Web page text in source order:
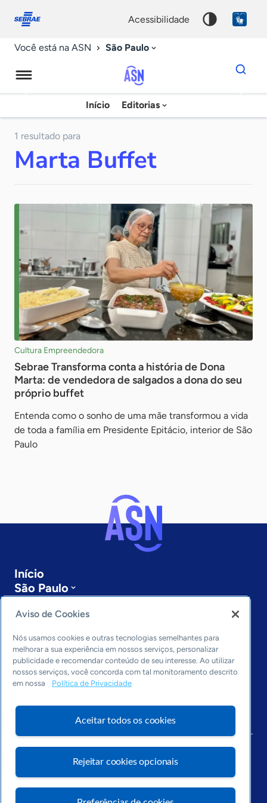
conosco
acessibilidade
Você está na ASN São Paulo
Agência
Sebrae
Notícias
Início Editorias
Dados
para
chave
1 resultado para
Marta Buffet
Cultura Empreendedora
Sebrae Transforma conta a história de Dona
Marta: de vendedora de salgados a dona do seu
próprio buffet
Entenda como o sonho de uma mãe transformou a vida
de toda a família em Presidente Epitácio, interior de São
Paulo
Início
São Paulo
Últimas notícias
Entre em contato
Editorias
Economia & Política
Inovação & Tecnologia
Dados
Aviso de Cookies
Nós usamos cookies e outras tecnologias semelhantes para
melhorar a sua experiência em nossos serviços, personalizar
publicidade e recomendar conteúdo de seu interesse. Ao utilizar
nossos serviços, você concorda com tal monitoramento descrito
em nossa
Política de Privacidade
Aceitar todos os cookies
Rejeitar cookies opcionais